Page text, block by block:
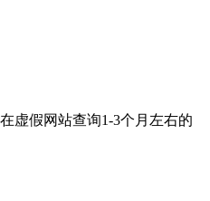
虚假网站查询1-3个月左右的